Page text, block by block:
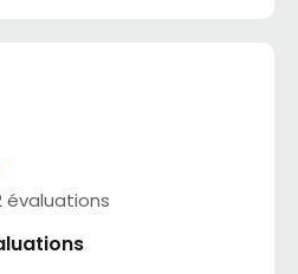
évaluations